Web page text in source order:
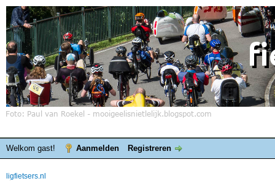
Welkom gast! Aanmelden Registreren
ligfietsers.nl